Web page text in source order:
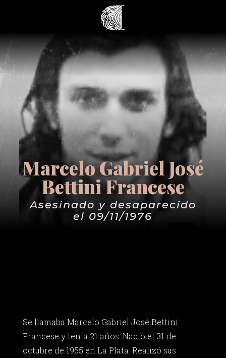
Marcelo Gabriel José
Bettini Francese
Asesinado y desaparecido
el 09/11/1976
Se llamaba Marcelo Gabriel José Bettini
Francese y tenía 21 años. Nació el 31 de
octubre de 1955 en La Plata. Realizó sus